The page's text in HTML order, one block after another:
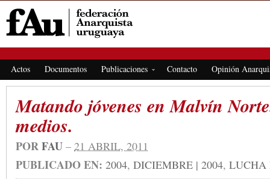
Actos Documentos Publicaciones Contacto Opinión
Matando jóvenes en Malvín
medios.
PORFAU – 21 ABRIL, 2011
PUBLICADO EN: 2004, DICIEMBRE | 2004, LUCHA